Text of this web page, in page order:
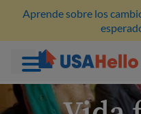
Saltar
Aprende sobre los